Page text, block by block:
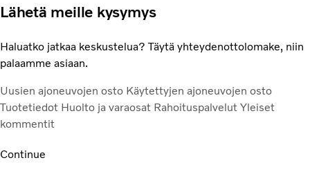
Lähetä meille kysymys
Haluatko jatkaa keskustelua? Täytä yhteydenottolomake, niin
palaamme asiaan.
Uusien ajoneuvojen osto Käytettyjen ajoneuvojen osto
Tuotetiedot Huolto ja varaosat Rahoituspalvelut Yleiset
kommentit
Continue